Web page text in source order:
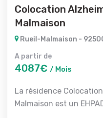
Colocation
Malmaison
Rueil-Malmaison -
A partir de
4087€ / Mois
La résidence
Malmaison est un